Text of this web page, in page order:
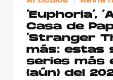
‘Euphoria’,
Casa de
‘Stranger
más: estas
series más
(aún) del